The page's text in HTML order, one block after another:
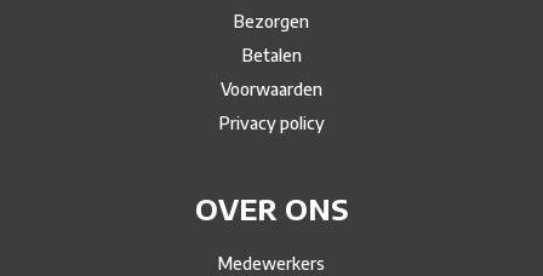
Bezorgen
Betalen
Voorwaarden
Privacy policy
OVER ONS
Medewerkers